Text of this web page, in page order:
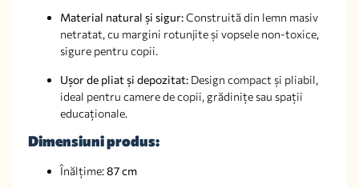
Material natural și sigur:Construită din lemn masiv
netratat, cu margini rotunjite și vopsele non-toxice,
sigure pentru copii.
Ușor de pliat și depozitat: Design compact și pliabil,
ideal pentru camere de copii, grădinițe sau spații
educaționale.
Dimensiuni produs:
Înălțime:87 cm